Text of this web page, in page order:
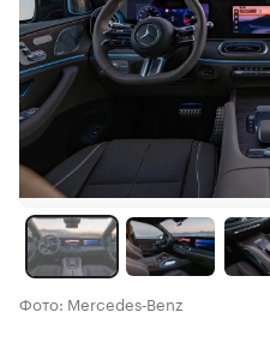
Фото: Mercedes‑Benz